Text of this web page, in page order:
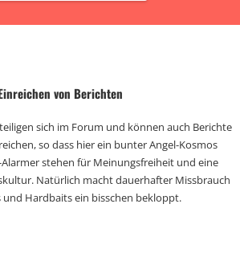
von Berichten
sich im Forum und können auch Berichte
so dass hier ein bunter Angel-Kosmos
stehen für Meinungsfreiheit und eine
Natürlich macht dauerhafter Missbrauch
Hardbaits ein bisschen bekloppt.